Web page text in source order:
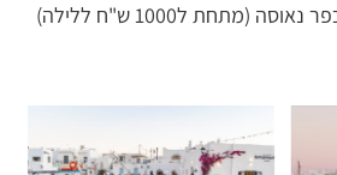
מלון מומלץ בפארוס בכפר נאוסה (מתחת ל1000 ש"ח ללילה)